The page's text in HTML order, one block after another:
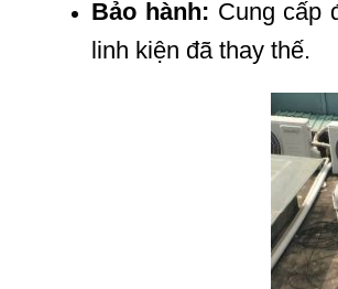
Bảo hành: Cung cấp
linh kiện đã thay thế.